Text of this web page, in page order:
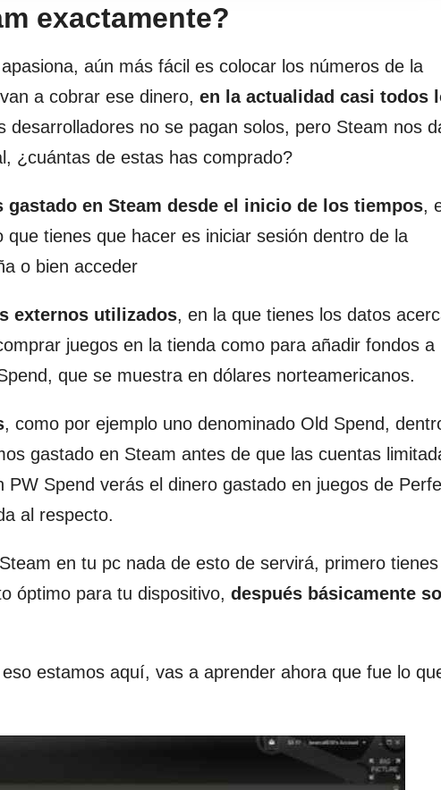
exactamente?
aún más fácil es colocar los números de la
a cobrar ese dinero, en la actualidad casi todos
desarrolladores no se pagan solos, pero Steam nos
¿cuántas de estas has comprado?
gastado en Steam desde el inicio de los tiempos,
tienes que hacer es iniciar sesión dentro de la
o bien acceder
externos utilizados, en la que tienes los datos
juegos en la tienda como para añadir fondos a
que se muestra en dólares norteamericanos.
, como por ejemplo uno denominado Old Spend,
gastado en Steam antes de que las cuentas
Spend verás el dinero gastado en juegos de
al respecto.
en tu pc nada de esto de servirá, primero
óptimo para tu dispositivo, después básicamente
estamos aquí, vas a aprender ahora que fue lo